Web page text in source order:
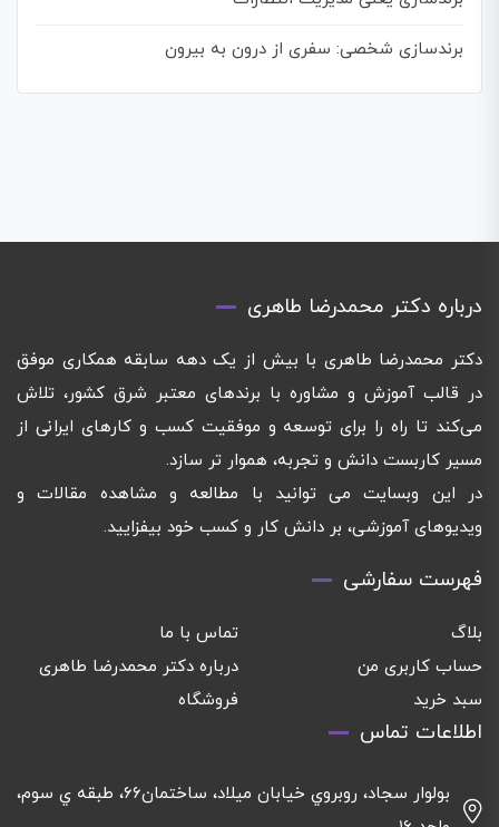
برندسازی شخصی: سفری از درون به بیرون
درباره دکتر محمدرضا طاهری
دکتر محمدرضا طاهری با بیش از یک دهه سابقه همکاری موفق
در قالب آموزش و مشاوره با برندهای معتبر شرق کشور، تلاش
می‌کند تا راه را برای توسعه و موفقیت کسب و کارهای ایرانی از
مسیر کاربست دانش و تجربه، هموار تر سازد.
در این وبسایت می توانید با مطالعه و مشاهده مقالات و
ویدیوهای آموزشی، بر دانش کار و کسب خود بیفزایید.
فهرست سفارشی
بلاگ
تماس با ما
حساب کاربری من
درباره دکتر محمدرضا طاهری
سبد خرید
فروشگاه
اطلاعات تماس
بولوار سجاد، روبروي خيابان ميلاد، ساختمان٦٦، طبقه ي سوم،